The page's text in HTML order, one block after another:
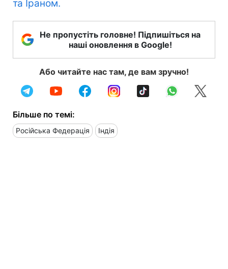
та Іраном.
Не пропустіть головне! Підпишіться на
наші оновлення в Google!
Або читайте нас там, де вам зручно!
Більше по темі:
Російська Федерація Індія